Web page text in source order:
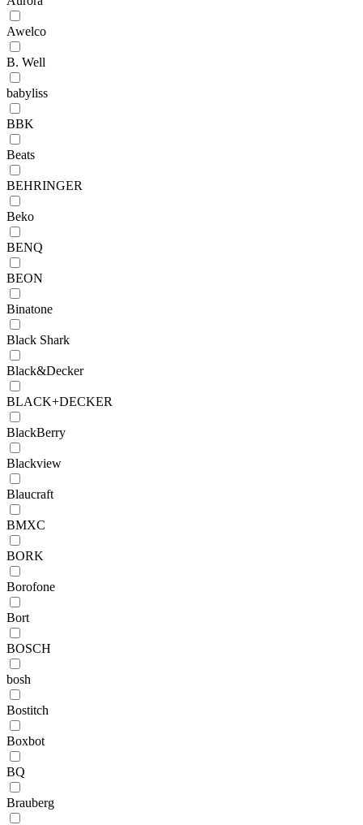
Awelco
B. Well
babyliss
BBK
Beats
BEHRINGER
Beko
BENQ
BEON
Binatone
Black Shark
Black&Decker
BLACK+DECKER
BlackBerry
Blackview
Blaucraft
BMXC
BORK
Borofone
Bort
BOSCH
bosh
Bostitch
Boxbot
BQ
Brauberg